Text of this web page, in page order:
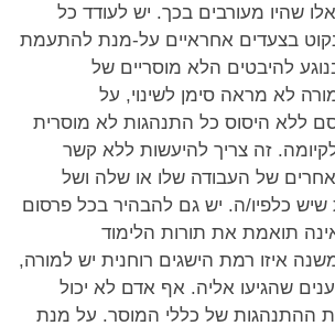
שהיו מעורבים בכך. יש לעודד כל
בצעדים אחראיים על-מנת להתעמת
להיבטים הלא מוסריים של
לא מראה סימן לשינוי, על
ללא היסוס כל התנהגות לא מוסרית
זה צריך להיעשות ללא קשר
של העבודה שלו או שלה ושל
שיש כלפיו/ה. יש גם להבהיר בכל פרסום
תואמת את תורות הלימוד
איזו רמת הישגים רוחנית יש למורה,
שהגיעו אליה. אף אדם לא יכול
ההתנהגות של כללי המוסר. על מנת